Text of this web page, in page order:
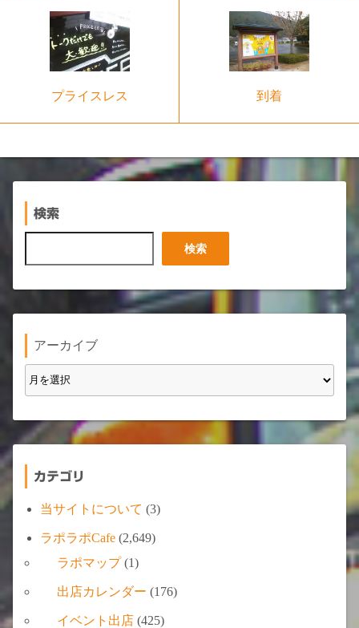
プライスレス 到着
検索
索
検索
アーカイブ
カテゴリ
当サイトについて (3)
ラポラポCafe (2,649)
ラポマップ(1)
出店カレンダー (176)
イベント出店 (425)